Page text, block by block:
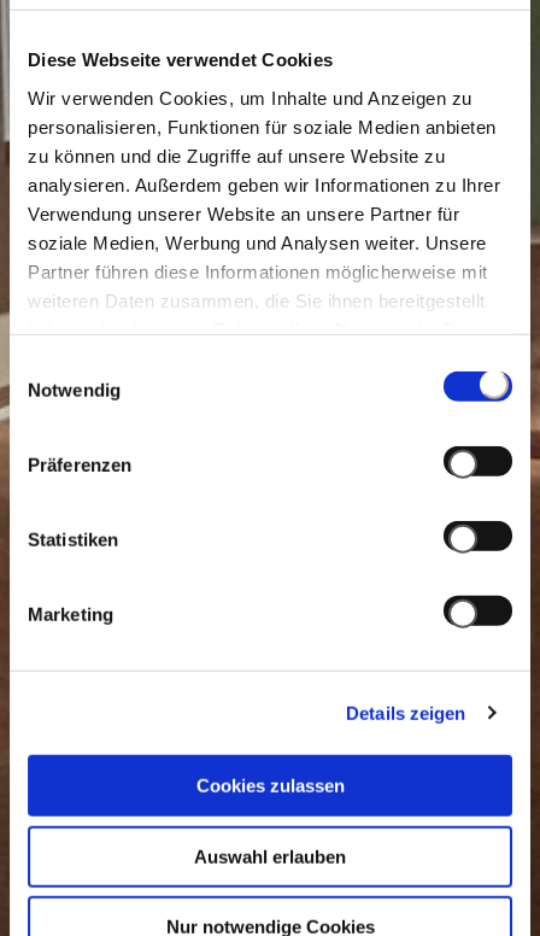
Diese Webseite verwendet Cookies
Wir verwenden Cookies, um Inhalte und Anzeigen zu
personalisieren, Funktionen für soziale Medien anbieten
zu können und die Zugriffe auf unsere Website zu
analysieren. Außerdem geben wir Informationen zu Ihrer
Verwendung unserer Website an unsere Partner für
soziale Medien, Werbung und Analysen weiter. Unsere
Partner führen diese Informationen möglicherweise mit
weiteren Daten zusammen, die Sie ihnen bereitgestellt
Notwendig
Präferenzen
Statistiken
Marketing
Details zeigen
Cookies zulassen
Auswahl erlauben
Nur notwendige Cookies